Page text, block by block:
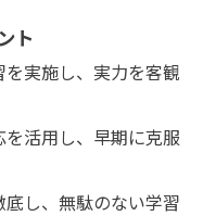
ト
実施し、実力を客観
活用し、早期に克服
し、無駄のない学習